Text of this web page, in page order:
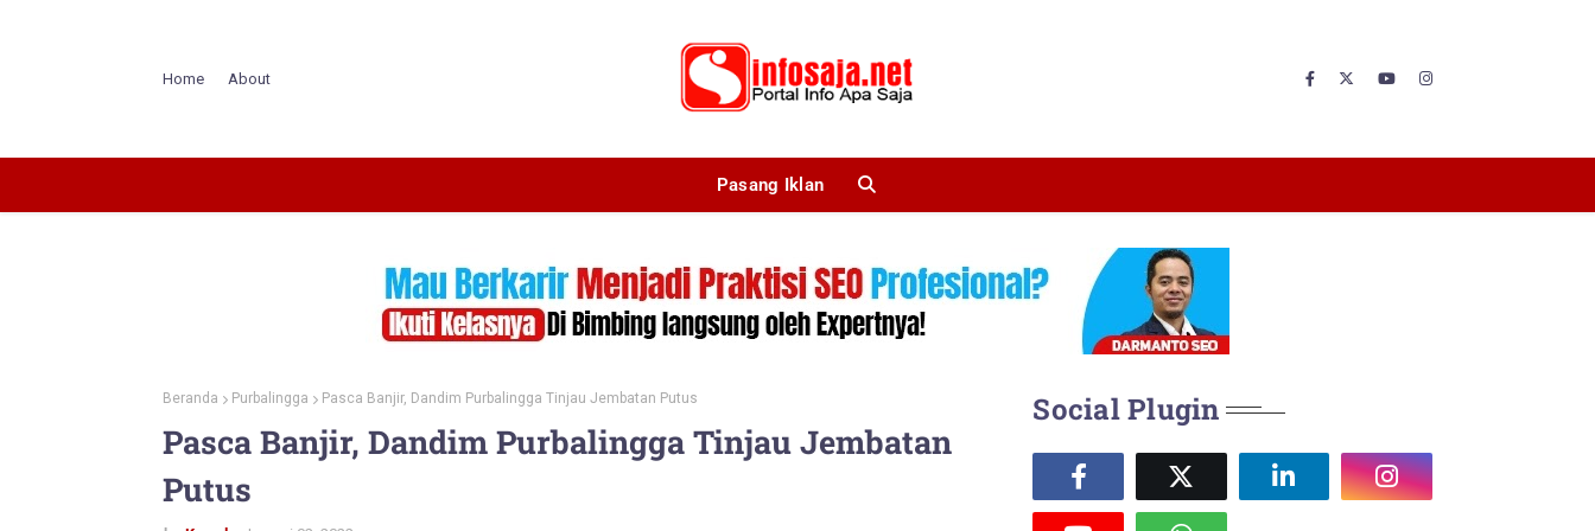
Home About
Pasang Iklan
Beranda Purbalingga Pasca Banjir, Dandim Purbalingga Tinjau Jembatan Putus
Pasca Banjir, Dandim Purbalingga Tinjau Jembatan
Putus
Social Plugin